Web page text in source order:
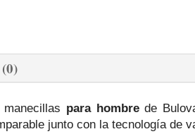
para hombrede
junto con la tecnología de